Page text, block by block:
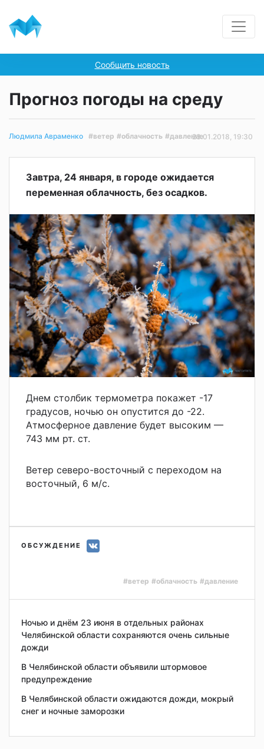
Сообщить новость
Прогноз погоды на среду
Людмила Авраменко #ветер #облачность #давление23.01.2018, 19:30
Завтра, 24 января, в городе ожидается
переменная облачность, без осадков.
Днем столбик термометра покажет -17
градусов, ночью он опустится до -22.
Атмосферное давление будет высоким —
743 мм рт. ст.
Ветер северо-восточный с переходом на
восточный, 6 м/с.
ОБСУЖДЕНИЕ
#ветер #облачность #давление
Ночью и днём 23 июня в отдельных районах
Челябинской области сохраняются очень сильные
дожди
В Челябинской области объявили штормовое
предупреждение
В Челябинской области ожидаются дожди, мокрый
снег и ночные заморозки